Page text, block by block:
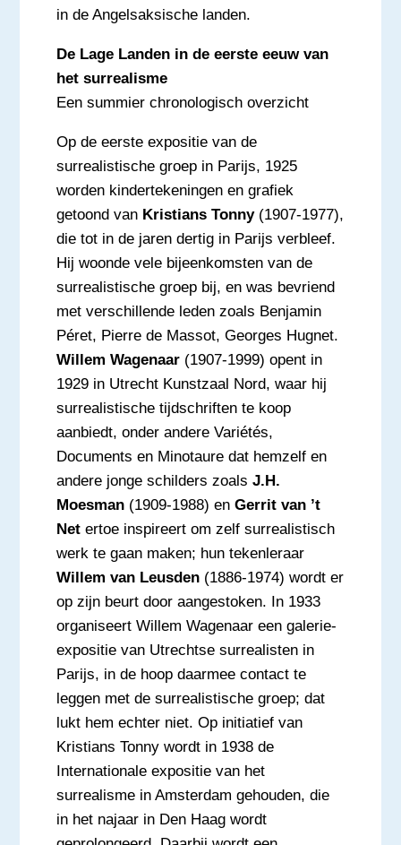
in de Angelsaksische landen.
De Lage Landen in de eerste eeuw van
het surrealisme
Een summier chronologisch overzicht
Op de eerste expositie van de
surrealistische groep in Parijs, 1925
worden kindertekeningen en grafiek
getoond van Kristians Tonny(1907-1977),
die tot in de jaren dertig in Parijs verbleef.
Hij woonde vele bijeenkomsten van de
surrealistische groep bij, en was bevriend
met verschillende leden zoals Benjamin
Péret, Pierre de Massot, Georges Hugnet.
Willem Wagenaar(1907-1999) opent in
1929 in Utrecht Kunstzaal Nord, waar hij
surrealistische tijdschriften te koop
aanbiedt, onder andere Variétés,
Documents en Minotaure dat hemzelf en
andere jonge schilders zoals J.H.
Moesman(1909-1988) en Gerrit van ’t
Netertoe inspireert om zelf surrealistisch
werk te gaan maken; hun tekenleraar
Willem van Leusden(1886-1974) wordt er
op zijn beurt door aangestoken. In 1933
organiseert Willem Wagenaar een galerie-
expositie van Utrechtse surrealisten in
Parijs, in de hoop daarmee contact te
leggen met de surrealistische groep; dat
lukt hem echter niet. Op initiatief van
Kristians Tonny wordt in 1938 de
Internationale expositie van het
surrealisme in Amsterdam gehouden, die
in het najaar in Den Haag wordt